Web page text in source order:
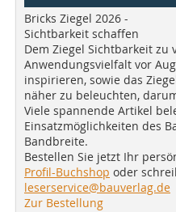
Bricks Ziegel 2026 -
Sichtbarkeit schaffen
Dem Ziegel Sichtbarkeit
Anwendungsvielfalt vor
inspirieren, sowie das
näher zu beleuchten,
Viele spannende Artikel
Einsatzmöglichkeiten des
Bandbreite.
Bestellen Sie jetzt Ihr
Profil-Buchshop oder
leserservice@bauverlag.de
Zur Bestellung